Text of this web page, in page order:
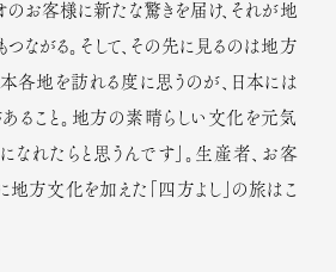
オのお客様に新たな驚きを届け、それが地
ながる。そして、その先に見るのは地方
各地を訪れる度に思うのが、日本には
ること。地方の素晴らしい文化を元気
なれたらと思うんです」。生産者、お客
地方文化を加えた「四方よし」の旅はこ